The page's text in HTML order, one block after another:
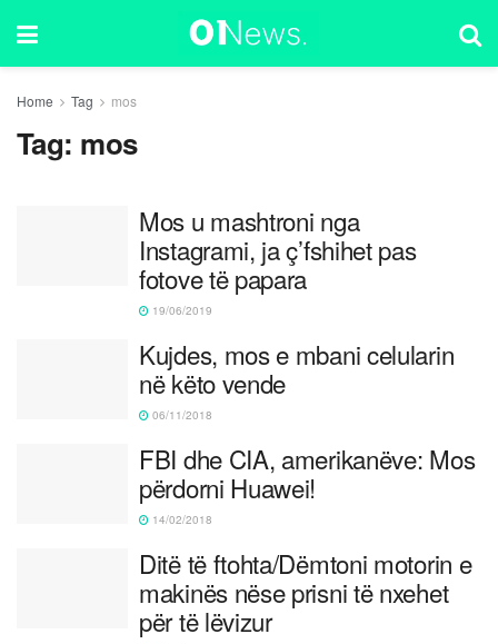
Home Tag mos
Tag: mos
Mos u mashtroni nga
Instagrami, ja ç’fshihet pas
fotove të papara
19/06/2019
Kujdes, mos e mbani celularin
në këto vende
06/11/2018
FBI dhe CIA, amerikanëve: Mos
përdorni Huawei!
14/02/2018
Ditë të ftohta/Dëmtoni motorin e
makinës nëse prisni të nxehet
për të lëvizur